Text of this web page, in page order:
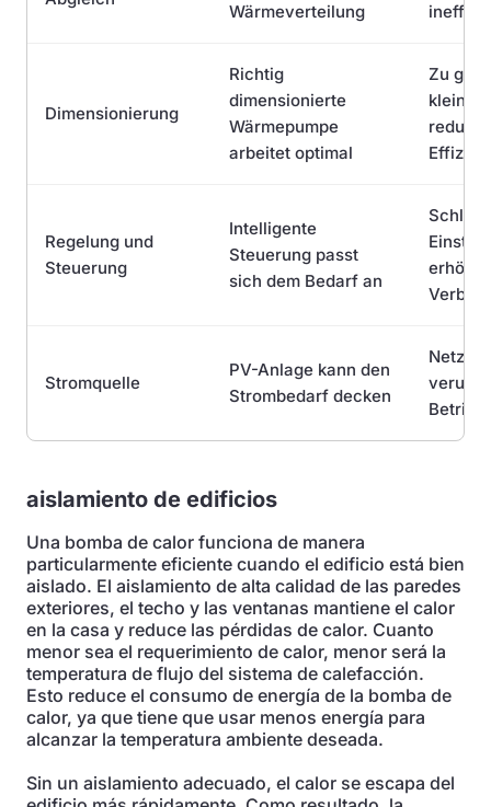
Wärmeverteilung
Dimensionierung
Richtig
dimensionierte
Wärmepumpe
arbeitet optimal
Zu
kleine
Regelung und
Steuerung
Intelligente
Steuerung passt
sich dem Bedarf an
Stromquelle
PV-Anlage kann den
Strombedarf decken
aislamiento de edificios
Una bomba de calor funciona de manera
particularmente eficiente cuando el edificio está bien
aislado. El aislamiento de alta calidad de las paredes
exteriores, el techo y las ventanas mantiene el calor
en la casa y reduce las pérdidas de calor. Cuanto
menor sea el requerimiento de calor, menor será la
temperatura de flujo del sistema de calefacción.
Esto reduce el consumo de energía de la bomba de
calor, ya que tiene que usar menos energía para
alcanzar la temperatura ambiente deseada.
Sin un aislamiento adecuado, el calor se escapa del